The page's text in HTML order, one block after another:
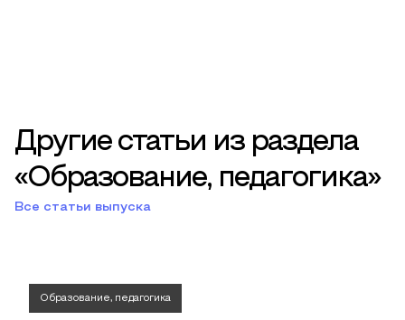
Другие статьи из раздела
«Образование, педагогика»
Все статьи выпуска
Образование, педагогика